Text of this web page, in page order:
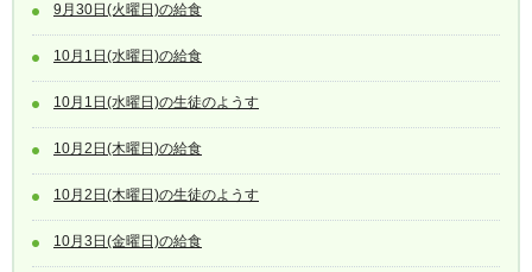
9月30日(火曜日)の給食
10月1日(水曜日)の給食
10月1日(水曜日)の生徒のようす
10月2日(木曜日)の給食
10月2日(木曜日)の生徒のようす
10月3日(金曜日)の給食